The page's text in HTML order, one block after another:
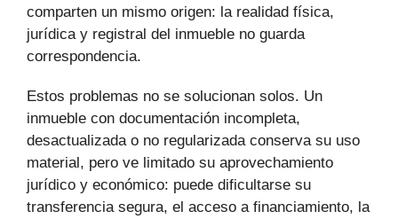
comparten un mismo origen: la realidad física,
jurídica y registral del inmueble no guarda
correspondencia.
Estos problemas no se solucionan solos. Un
inmueble con documentación incompleta,
desactualizada o no regularizada conserva su uso
material, pero ve limitado su aprovechamiento
jurídico y económico: puede dificultarse su
transferencia segura, el acceso a financiamiento, la